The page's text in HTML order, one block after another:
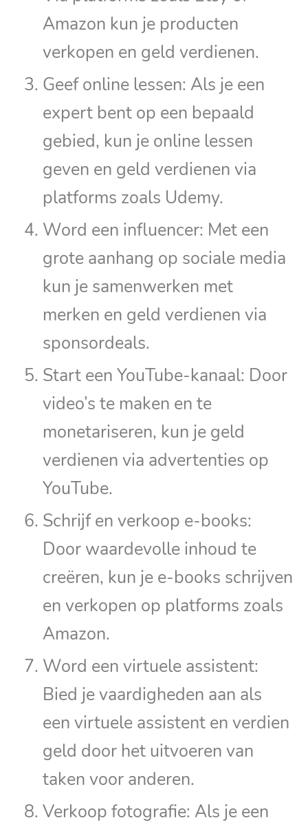
Amazon kun je producten
verkopen en geld verdienen.
Geef online lessen: Als je een
expert bent op een bepaald
gebied, kun je online lessen
geven en geld verdienen via
platforms zoals Udemy.
Word een influencer: Met een
grote aanhang op sociale media
kun je samenwerken met
merken en geld verdienen via
sponsordeals.
Start een YouTube-kanaal: Door
video’s te maken en te
monetariseren, kun je geld
verdienen via advertenties op
YouTube.
Schrijf en verkoop e-books:
Door waardevolle inhoud te
creëren, kun je e-books schrijven
en verkopen op platforms zoals
Amazon.
Word een virtuele assistent:
Bied je vaardigheden aan als
een virtuele assistent en verdien
geld door het uitvoeren van
taken voor anderen.
Verkoop fotografie: Als je een